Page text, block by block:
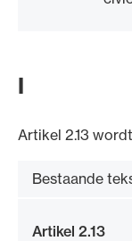
I
Artikel 2.13
Bestaande
Artikel 2.13